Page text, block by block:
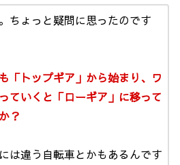
ちょっと疑問に思ったのです
「トップギア」から始まり、ワ
ていくと「ローギア」に移って
？
は違う自転車とかもあるんです